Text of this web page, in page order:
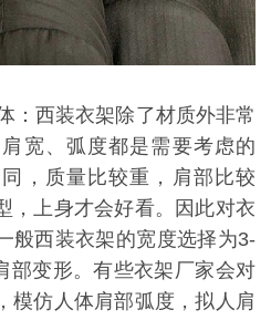
西装衣架除了材质外非常
宽、弧度都是需要考虑的
，质量比较重，肩部比较
，上身才会好看。因此对衣
般西装衣架的宽度选择为3-
部变形。有些衣架厂家会对
模仿人体肩部弧度，拟人肩